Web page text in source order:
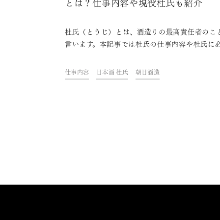
とは？仕事内容や現役杜氏も紹介
杜氏（とうじ）とは、酒造りの最高責任者のこ
言います。本記事では杜氏の仕事内容や杜氏に
ソードについて紹介します。杜氏に関する知識や
日酒造の杜氏の考えを知り、さらに日本酒を楽
仕事内容 日本酒 杜氏 朝日酒造